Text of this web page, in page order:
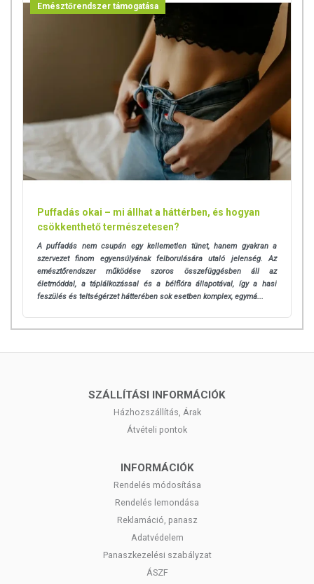
Emésztőrendszer támogatása
Puffadás okai – mi állhat a háttérben, és hogyan
csökkenthető természetesen?
A puffadás nem csupán egy kellemetlen tünet, hanem gyakran a
szervezet finom egyensúlyának felborulására utaló jelenség. Az
emésztőrendszer működése szoros összefüggésben áll az
életmóddal, a táplálkozással és a bélflóra állapotával, így a hasi
feszülés és teltségérzet hátterében sok esetben komplex, egymá...
SZÁLLÍTÁSI INFORMÁCIÓK
Házhozszállítás, Árak
Átvételi pontok
INFORMÁCIÓK
Rendelés módosítása
Rendelés lemondása
Reklamáció, panasz
Adatvédelem
Panaszkezelési szabályzat
ÁSZF